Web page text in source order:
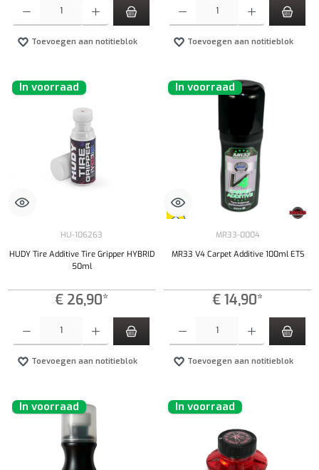
Toevoegen aan notitieblok Toevoegen aan notitieblok
In voorraad
HU-106263
HUDY Tire Additive Tire Gripper HYBRID
50ml
€ 26,90*
Toevoegen aan notitieblok
In voorraad
MR33-0004
MR33 V4 Carpet Additive 100ml ETS
€ 14,90*
Toevoegen aan notitieblok
In voorraad In voorraad